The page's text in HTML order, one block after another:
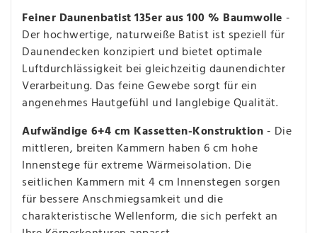
Feiner Daunenbatist 135er aus 100 % Baumwolle -
Der hochwertige, naturweiße Batist ist speziell für
Daunendecken konzipiert und bietet optimale
Luftdurchlässigkeit bei gleichzeitig daunendichter
Verarbeitung. Das feine Gewebe sorgt für ein
angenehmes Hautgefühl und langlebige Qualität.
Aufwändige 6+4 cm Kassetten-Konstruktion - Die
mittleren, breiten Kammern haben 6 cm hohe
Innenstege für extreme Wärmeisolation. Die
seitlichen Kammern mit 4 cm Innenstegen sorgen
für bessere Anschmiegsamkeit und die
charakteristische Wellenform, die sich perfekt an